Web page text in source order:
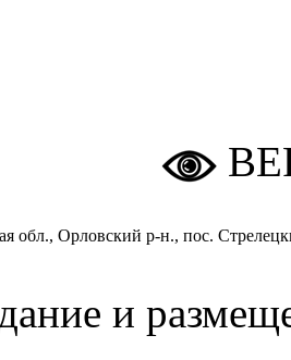
обл., Орловский р-н., пос.
и